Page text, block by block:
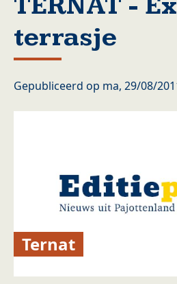
terrasje
Gepubliceerd op ma, 29/08/
Ternat